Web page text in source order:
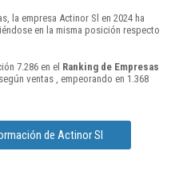
la empresa Actinor Sl en 2024 ha
en la misma posición respecto
7.286 en el Ranking de Empresas
según ventas , empeorando en 1.368
de Actinor Sl